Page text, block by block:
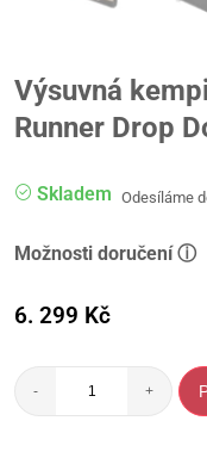
Výsuvná
Runner Drop
Skladem Odesíláme
Možnosti doručení ⓘ
6. 299 Kč
- +